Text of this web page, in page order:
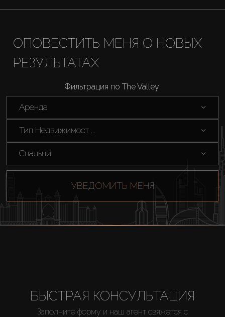
Аренда
Новостройки
AX Journal
Агенты
ОПОВЕСТИТЬ МЕНЯ О НОВЫХ
РЕЗУЛЬТАТАХ
Фильтрация по The Valley:
Аренда
Тип Недвижимост ...
Спальни
УВЕДОМИТЬ МЕНЯ
БЫСТРАЯ КОНСУЛЬТАЦИЯ
Заполните форму и наш агент свяжется с